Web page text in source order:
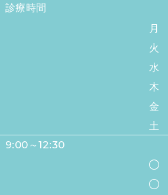
診療時間
月
火
水
木
金
土
9:00～12:30
●
●